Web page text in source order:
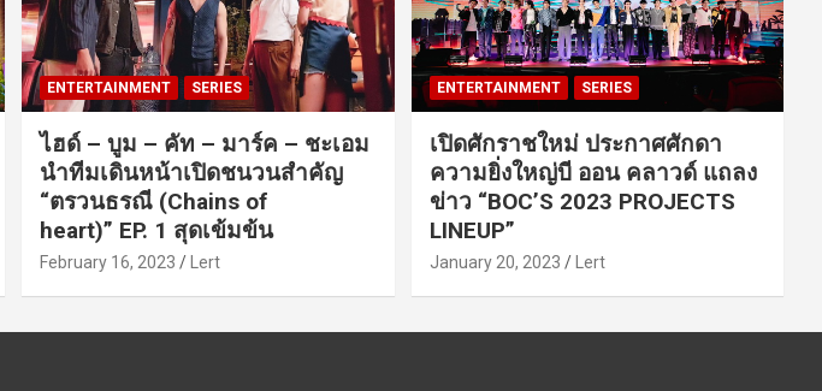
ENTERTAINMENT SERIES
ไฮด์ – บูม – คัท – มาร์ค – ชะเอม
นำทีมเดินหน้าเปิดชนวนสำคัญ
“ตรวนธรณี (Chains of
heart)” EP. 1 สุดเข้มข้น
February 16, 2023 Lert
ENTERTAINMENT SERIES
เปิดศักราชใหม่ ประกาศศักดา
ความยิ่งใหญ่บี ออน คลาวด์ แถลง
ข่าว “BOC’S 2023 PROJECTS
LINEUP”
January 20, 2023 Lert